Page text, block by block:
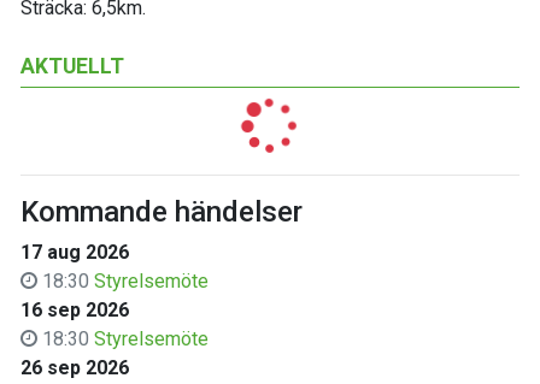
AKTUELLT
Kommande händelser
17 aug 2026
18:30 Styrelsemöte
16 sep 2026
18:30 Styrelsemöte
26 sep 2026
Sträcka: 6,5km.